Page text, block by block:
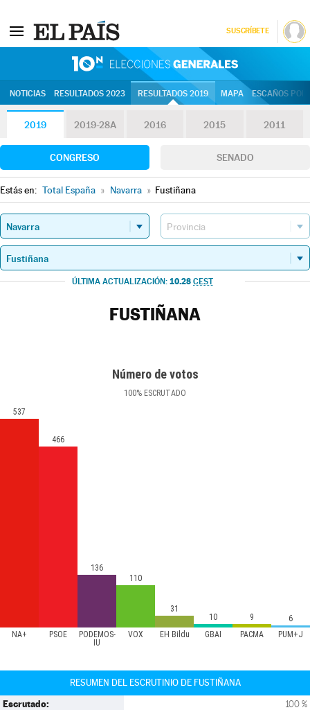
SUSCRÍBETE
NOTICIAS RESULTADOS 2023 RESULTADOS 2019 MAPA ESCAÑOS
2019 2019-28A 2016 2015 2011
CONGRESO SENADO
Estás en: Total España » Navarra » Fustiñana
ÚLTIMA ACTUALIZACIÓN: 10.28 CEST
FUSTIÑANA
Número de votos
100% ESCRUTADO
NA+ PSOE
PODEMOS-
IU
VOX EH Bildu GBAI PACMA PUM+J
537
466
136
110
31
10
9 6
RESUMEN DEL ESCRUTINIO DE FUSTIÑANA
Escrutado: 100 %